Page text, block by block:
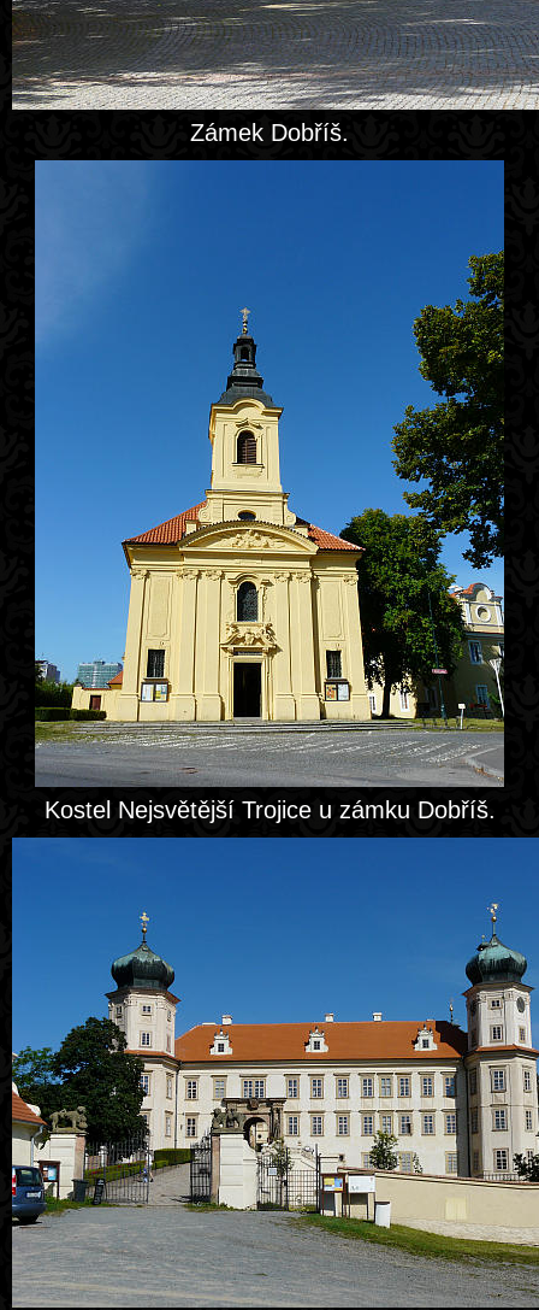
Zámek Dobříš.
Kostel Nejsvětější Trojice u zámku Dobříš.